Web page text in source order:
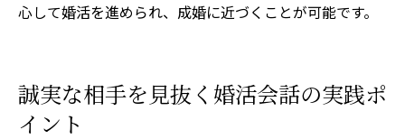
心して婚活を進められ、成婚に近づくことが可能です。
誠実な相手を見抜く婚活会話の実践ポ
イント